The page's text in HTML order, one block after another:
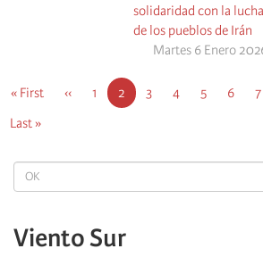
OK
Viento Sur
solidaridad con la lucha
de los pueblos de Irán
Martes 6 Enero
First
« First
Previous
‹‹ Página
1
Current
page
2 Página
3 Página
4 Página
5 Página
6 7
Last
Last »